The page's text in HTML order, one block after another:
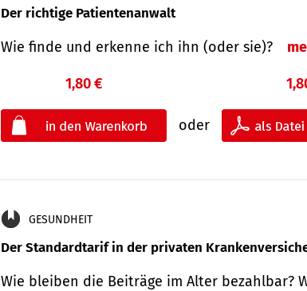
Der richtige Patientenanwalt
Wie finde und erkenne ich ihn (oder sie)?
1,80 €
oder
GESUNDHEIT
Der Standard­tarif in der privaten
Wie bleiben die Beiträge im Alter bezahlbar?